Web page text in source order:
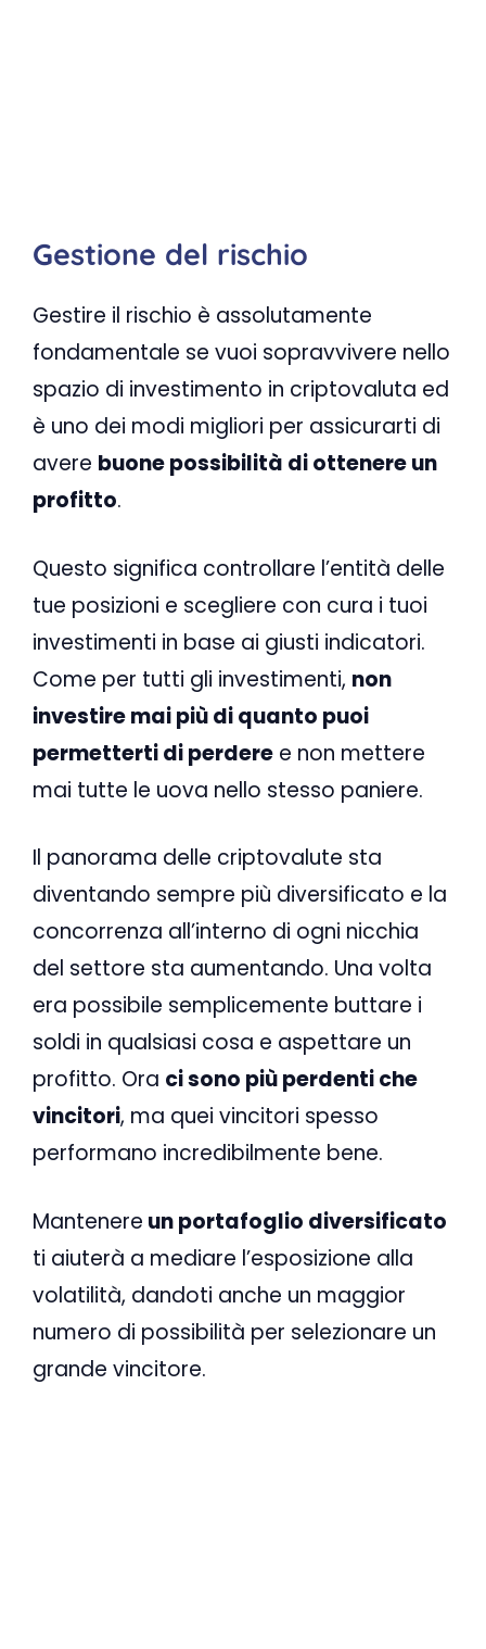
Gestione del rischio
Gestire il rischio è assolutamente
fondamentale se vuoi sopravvivere nello
spazio di investimento in criptovaluta ed
è uno dei modi migliori per assicurarti di
avere buone possibilità di ottenere un
profitto.
Questo significa controllare l’entità delle
tue posizioni e scegliere con cura i tuoi
investimenti in base ai giusti indicatori.
Come per tutti gli investimenti, non
investire mai più di quanto puoi
permetterti di perdere e non mettere
mai tutte le uova nello stesso paniere.
Il panorama delle criptovalute sta
diventando sempre più diversificato e la
concorrenza all’interno di ogni nicchia
del settore sta aumentando. Una volta
era possibile semplicemente buttare i
soldi in qualsiasi cosa e aspettare un
profitto. Ora ci sono più perdenti che
vincitori, ma quei vincitori spesso
performano incredibilmente bene.
Mantenere un portafoglio diversificato
ti aiuterà a mediare l’esposizione alla
volatilità, dandoti anche un maggior
numero di possibilità per selezionare un
grande vincitore.